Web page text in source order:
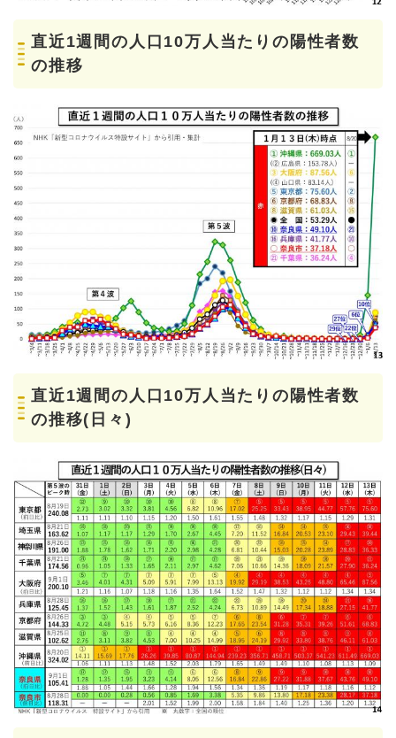
直近1週間の人口10万人当たりの陽性者数
の推移
直近1週間の人口10万人当たりの陽性者数
の推移(日々)